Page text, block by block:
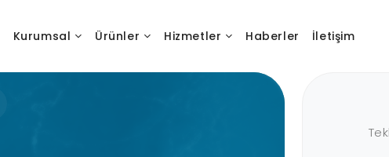
Kurumsal Ürünler Hizmetler Haberler İletişim